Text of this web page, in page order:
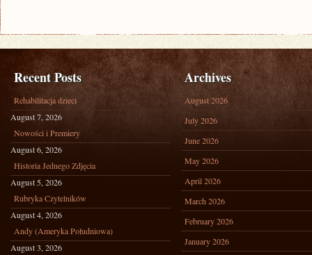
Recent Posts
Rehabilitacja dzieci
August 7, 2026
Nowości i Premiery
August 6, 2026
Historia Jednego Zdjęcia
August 5, 2026
Rubryka Czytelników
August 4, 2026
Andy (Ameryka Południowa)
August 3, 2026
Archives
August 2026
July 2026
June 2026
May 2026
April 2026
March 2026
February 2026
January 2026